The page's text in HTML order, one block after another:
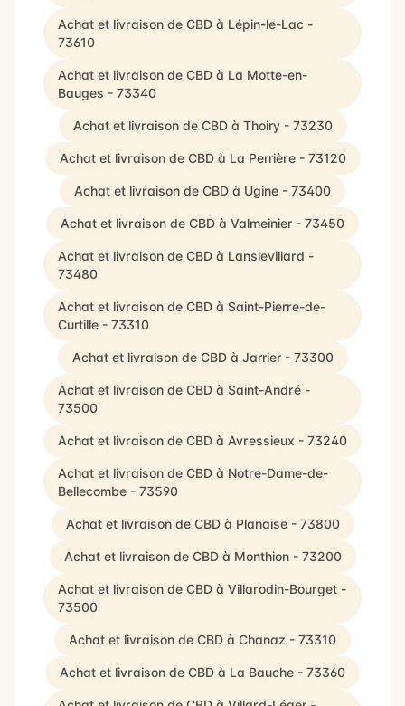
Achat et livraison de CBD à Lépin-le-Lac -
73610
Achat et livraison de CBD à La Motte-en-
Bauges - 73340
Achat et livraison de CBD à Thoiry - 73230
Achat et livraison de CBD à La Perrière - 73120
Achat et livraison de CBD à Ugine - 73400
Achat et livraison de CBD à Valmeinier - 73450
Achat et livraison de CBD à Lanslevillard -
73480
Achat et livraison de CBD à Saint-Pierre-de-
Curtille - 73310
Achat et livraison de CBD à Jarrier - 73300
Achat et livraison de CBD à Saint-André -
73500
Achat et livraison de CBD à Avressieux - 73240
Achat et livraison de CBD à Notre-Dame-de-
Bellecombe - 73590
Achat et livraison de CBD à Planaise - 73800
Achat et livraison de CBD à Monthion - 73200
Achat et livraison de CBD à Villarodin-Bourget -
73500
Achat et livraison de CBD à Chanaz - 73310
Achat et livraison de CBD à La Bauche - 73360